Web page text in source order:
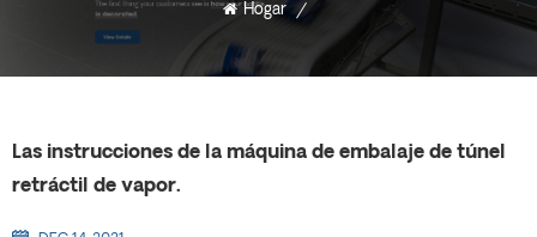
Hogar /
Las instrucciones de la máquina de embalaje de túnel
retráctil de vapor.